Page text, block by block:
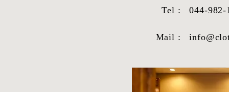
Tel : 044-982-
Mail :